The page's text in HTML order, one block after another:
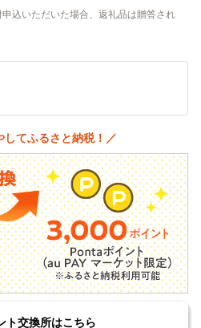
込いただいた場合、返礼品は贈答され
してふるさと納税！／
ト交換所はこちら